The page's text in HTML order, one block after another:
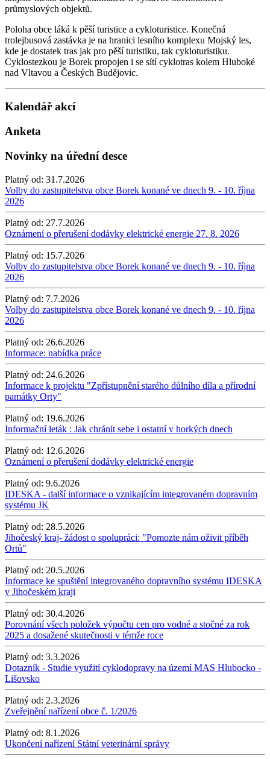
průmyslových objektů.
Poloha obce láká k pěší turistice a cykloturistice. Konečná
trolejbusová zastávka je na hranici lesního komplexu Mojský les,
kde je dostatek tras jak pro pěší turistiku, tak cykloturistiku.
Cyklostezkou je Borek propojen i se sítí cyklotras kolem Hluboké
nad Vltavou a Českých Budějovic.
Kalendář akcí
Anketa
Novinky na úřední desce
Platný od: 31.7.2026
Volby do zastupitelstva obce Borek konané ve dnech 9. - 10. října
2026
Platný od: 27.7.2026
Oznámení o přerušení dodávky elektrické energie 27. 8. 2026
Platný od: 15.7.2026
Volby do zastupitelstva obce Borek konané ve dnech 9. - 10. října
2026
Platný od: 7.7.2026
Volby do zastupitelstva obce Borek konané ve dnech 9. - 10. října
2026
Platný od: 26.6.2026
Informace: nabídka práce
Platný od: 24.6.2026
Informace k projektu "Zpřístupnění starého důlního díla a přírodní
památky Orty"
Platný od: 19.6.2026
Informační leták : Jak chránit sebe i ostatní v horkých dnech
Platný od: 12.6.2026
Oznámení o přerušení dodávky elektrické energie
Platný od: 9.6.2026
IDESKA - další informace o vznikajícím integrovaném dopravním
systému JK
Platný od: 28.5.2026
Jihočeský kraj- žádost o spolupráci: "Pomozte nám oživit příběh
Ortů"
Platný od: 20.5.2026
Informace ke spuštění integrovaného dopravního systému IDESKA
v Jihočeském kraji
Platný od: 30.4.2026
Porovnání všech položek výpočtu cen pro vodné a stočné za rok
2025 a dosažené skutečnosti v témže roce
Platný od: 3.3.2026
Dotazník - Studie využití cyklodopravy na území MAS Hlubocko -
Lišovsko
Platný od: 2.3.2026
Zveřejnění nařízení obce č. 1/2026
Platný od: 8.1.2026
Ukončení nařízení Státní veterinární správy